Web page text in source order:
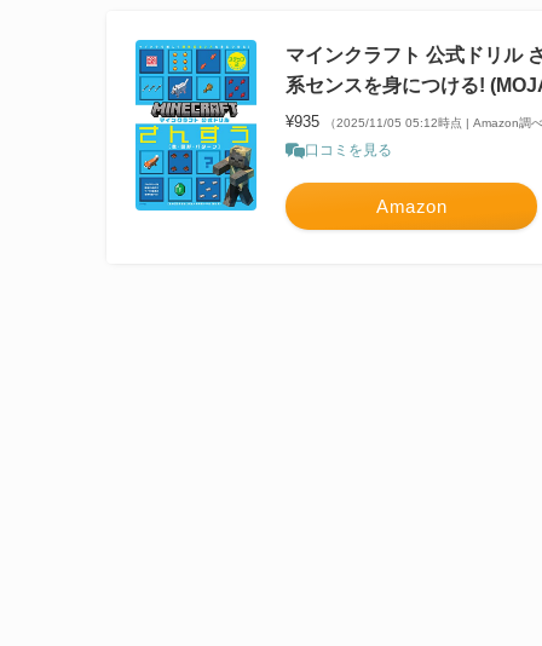
マインクラフト 公式ドリル
系センスを身につける!
¥935 （2025/11/05 05:12時点 | Amazon調
口コミを見る
Amazon